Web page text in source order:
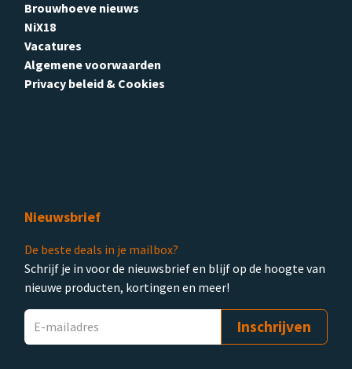
Brouwhoeve nieuws
NiX18
Vacatures
Algemene voorwaarden
Privacy beleid & Cookies
Nieuwsbrief
De beste deals in je mailbox?
Schrijf je in voor de nieuwsbrief en blijf op de hoogte van
nieuwe producten, kortingen en meer!
Inschrijven